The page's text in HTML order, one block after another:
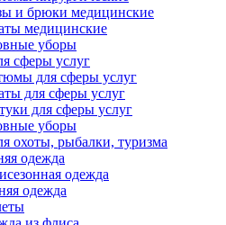
и брюки медицинские
медицинские
уборы
сферы услуг
для сферы услуг
для сферы услуг
для сферы услуг
уборы
охоты, рыбалки, туризма
одежда
одежда
одежда